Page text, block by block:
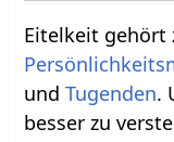
Eitelkeit gehört
undTugenden.
besser zu